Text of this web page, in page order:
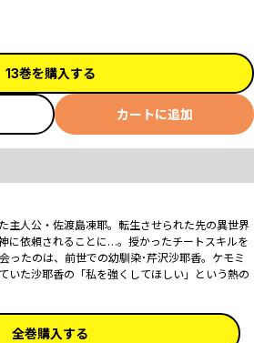
13巻を購入する
カートに追加
主人公・佐渡島凍耶。転生させられた先の異世界
に依頼されることに…。授かったチートスキルを
ったのは、前世での幼馴染･芹沢沙耶香。ケモミ
いた沙耶香の「私を強くしてほしい」という熱の
全巻購入する